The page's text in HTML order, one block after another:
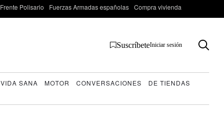
Frente Polisario Fuerzas Armadas españolas Compra vivienda
SuscríbeteIniciar sesión
VIDA SANA MOTOR CONVERSACIONES
DE TIENDAS